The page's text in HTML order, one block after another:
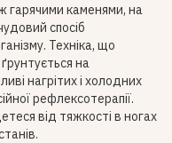
гарячими каменями, на
спосіб
Техніка, що
на
нагрітих і холодних
рефлексотерапії.
від тяжкості в ногах